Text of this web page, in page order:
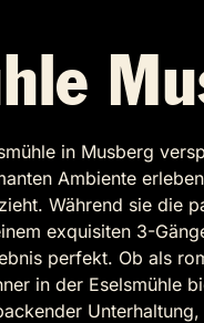
in Musberg
Ambiente
Während sie die
exquisiten 3-
perfekt. Ob als
in der Eselsmühle